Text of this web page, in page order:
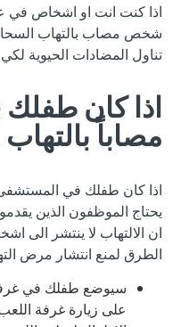
اذا كنت انت او اشخاص في
شخص مصاب بالتهاب
تناول المضادات الحيوية
اذا كان
مصاباً
اذا كان طفلك في
يحتاج الموظفون الذين
ان الالتهاب لا ينتشر الى
الطرق لمنع انتشار مرض
سيوضع طفلك في غرفة
على زيارة غرفة